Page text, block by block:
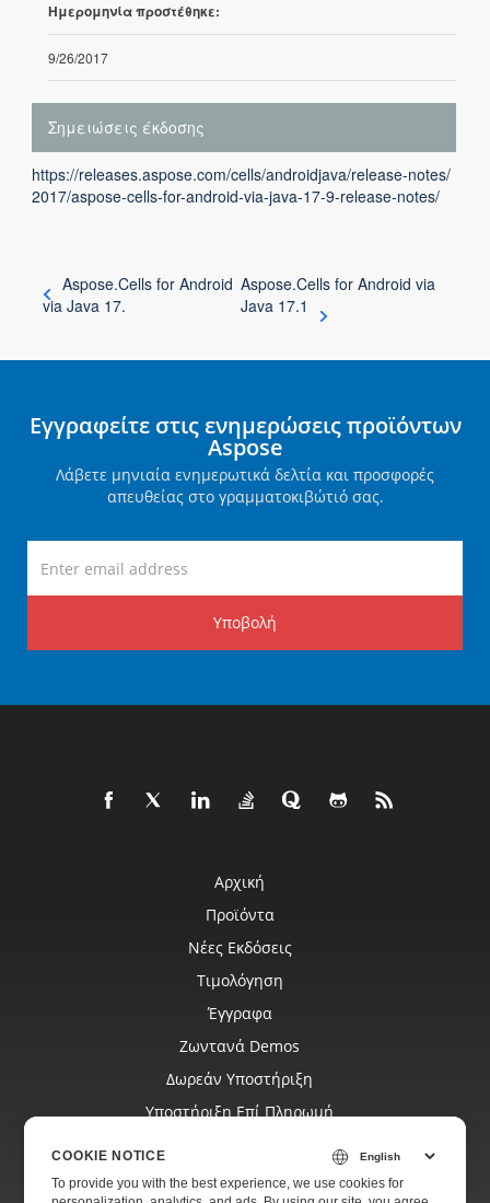
Ημερομηνία προστέθηκε:
9/26/2017
Σημειώσεις έκδοσης
https://releases.aspose.com/cells/androidjava/release-notes/
2017/aspose-cells-for-android-via-java-17-9-release-notes/
Aspose.Cells for Android
via Java 17.
Aspose.Cells for Android via
Java 17.1
Εγγραφείτε στις ενημερώσεις προϊόντων
Aspose
Λάβετε μηνιαία ενημερωτικά δελτία και προσφορές
απευθείας στο γραμματοκιβώτιό σας.
Υποβολή
Αρχική
Προϊόντα
Νέες Εκδόσεις
Τιμολόγηση
Έγγραφα
Ζωντανά Demos
Δωρεάν Υποστήριξη
Υποστήριξη Επί Πληρωμή
Ιστότοποι
COOKIE NOTICE
To provide you with the best experience, we use cookies for